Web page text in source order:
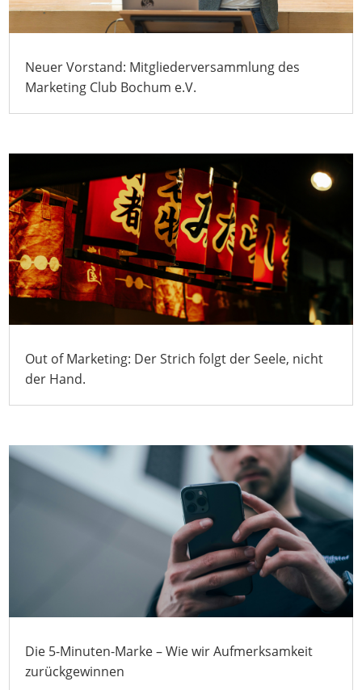
Neuer Vorstand: Mitgliederversammlung des
Marketing Club Bochum e.V.
Out of Marketing: Der Strich folgt der Seele, nicht
der Hand.
Die 5-Minuten-Marke – Wie wir Aufmerksamkeit
zurückgewinnen